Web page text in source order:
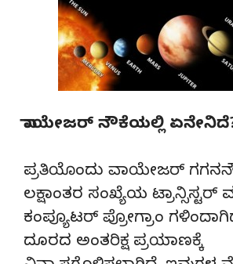
ವಾಯೇಜರ್ ನೌಕೆಯಲ್ಲಿ
ಪ್ರತಿಯೊಂದು ವಾಯೇಜರ್
ಲಕ್ಷಾಂತರ ಸಂಖ್ಯೆಯ ಟ್ರಾನ್ಸಿಸ್ಟರ್
ಕಂಪ್ಯೂಟರ್ ಪ್ರೋಗ್ರಾಂ
ದೂರದ ಅಂತರಿಕ್ಷ ಪ್ರಯಾಣಕ್ಕೆ